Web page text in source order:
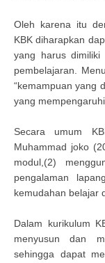
Oleh karena itu
KBK diharapkan
yang harus dimiliki
pembelajaran.
“kemampuan yang
yang
Secara umum
Muhammad joko
modul,(2)
pengalaman
kemudahan belajar
Dalam kurikulum
menyusun dan
sehingga dapat